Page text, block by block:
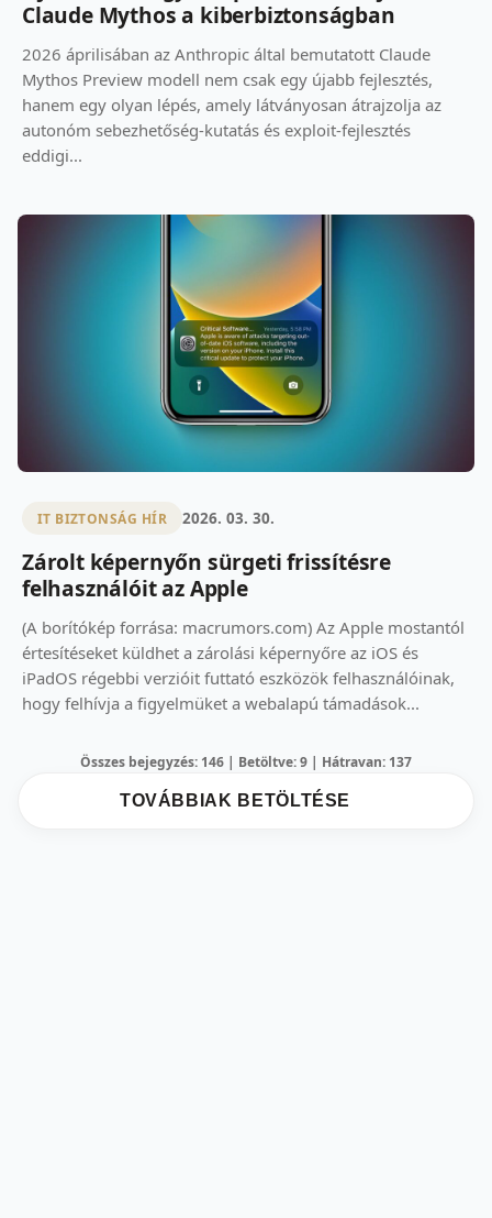
Claude Mythos a kiberbiztonságban
2026 áprilisában az Anthropic által bemutatott Claude
Mythos Preview modell nem csak egy újabb fejlesztés,
hanem egy olyan lépés, amely látványosan átrajzolja az
autonóm sebezhetőség-kutatás és exploit-fejlesztés
eddigi...
IT BIZTONSÁG HÍR 2026. 03. 30.
Zárolt képernyőn sürgeti frissítésre
felhasználóit az Apple
(A borítókép forrása: macrumors.com) Az Apple mostantól
értesítéseket küldhet a zárolási képernyőre az iOS és
iPadOS régebbi verzióit futtató eszközök felhasználóinak,
hogy felhívja a figyelmüket a webalapú támadások...
Összes bejegyzés: 146 | Betöltve: 9 | Hátravan: 137
TOVÁBBIAK BETÖLTÉSE